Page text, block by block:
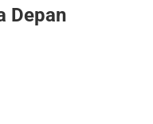
Depan